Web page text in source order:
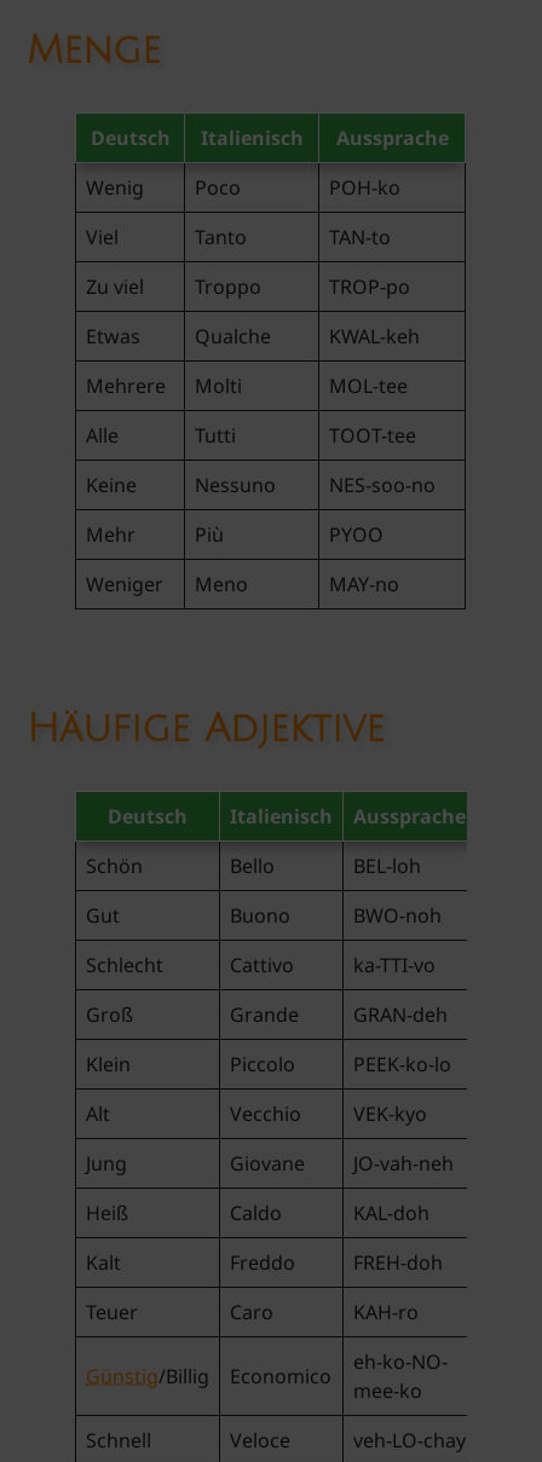
Menge
Deutsch Italienisch
Aussprache
Wenig
Poco
POH-ko
Viel
Tanto
TAN-to
Zu viel
Troppo
TROP-po
Etwas
Qualche
KWAL-keh
Mehrere
Molti
MOL-tee
Alle
Tutti
TOOT-tee
Keine
Nessuno
NES-soo-no
Mehr
Più
PYOO
Weniger
Meno MAY-no
Häufige Adjektive
Deutsch Italienisch
Aussprache
Schön
Bello
BEL-loh
Gut
Buono
BWO-noh
Schlecht
Cattivo
ka-TTI-vo
Groß
Grande
GRAN-deh
Klein
Piccolo
PEEK-ko-lo
Alt
Vecchio
VEK-kyo
Jung
Giovane
JO-vah-neh
Heiß
Caldo
KAL-doh
Kalt
Freddo
FREH-doh
Teuer
Caro KAH-ro
Günstig/Billig Economico
eh-ko-NO-
mee-ko
Schnell
Veloce
veh-LO-chay